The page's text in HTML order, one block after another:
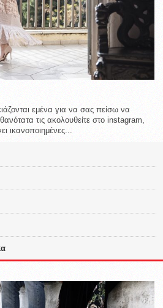
εμένα για να σας πείσω να
τις ακολουθείτε στο instagram,
ικανοποιημένες...